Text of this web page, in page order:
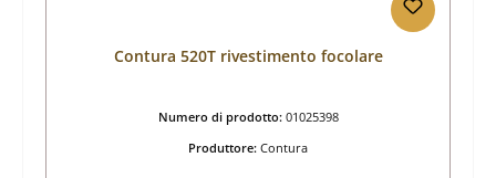
Contura 520T rivestimento focolare
Numero di prodotto: 01025398
Produttore: Contura